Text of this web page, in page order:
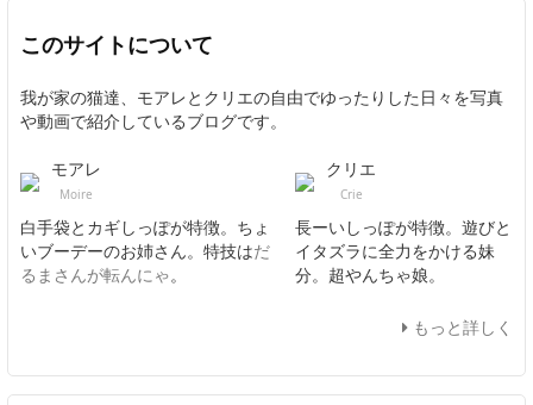
このサイトについて
我が家の猫達、モアレとクリエの自由でゆったりした日々を写真
や動画で紹介しているブログです。
モアレ
Moire
白手袋とカギしっぽが特徴。ちょ
いブーデーのお姉さん。特技はだ
るまさんが転んにゃ。
クリエ
Crie
長ーいしっぽが特徴。遊びと
イタズラに全力をかける妹
分。超やんちゃ娘。
もっと詳しく